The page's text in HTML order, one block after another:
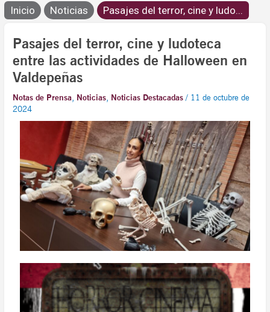
Inicio Noticias Pasajes del terror, cine y ludo...
Pasajes del terror, cine y ludoteca
entre las actividades de Halloween en
Valdepeñas
Notas de Prensa, Noticias, Noticias Destacadas / 11 de octubre de
2024